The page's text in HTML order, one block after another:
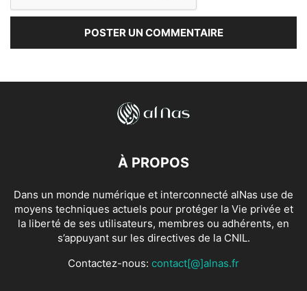
À PROPOS
Dans un monde numérique et interconnecté alNas use de
moyens techniques actuels pour protéger la Vie privée et
la liberté de ses utilisateurs, membres ou adhérents, en
s’appuyant sur les directives de la CNIL.
Contactez-nous: contact[@]alnas.fr